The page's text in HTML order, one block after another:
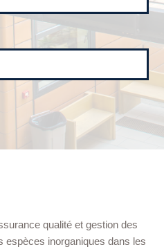
qualité et gestion des
espèces inorganiques dans les